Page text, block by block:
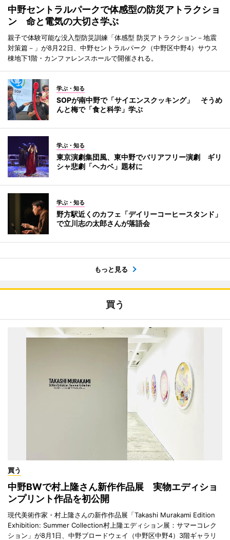
中野セントラルパークで体感型の防災アトラクショ
ン 命と電気の大切さ学ぶ
親子で体験可能な没入型防災訓練「体感型 防災アトラクション－地震
対策篇－」が8月22日、中野セントラルパーク（中野区中野4）サウス
棟地下1階・カンファレンスホールで開催される。
学ぶ・知る
SOPが南中野で「サイエンスクッキング」 そうめ
んと梅で「食と科学」学ぶ
学ぶ・知る
東京演劇集団風、東中野でバリアフリー演劇 ギリ
シャ悲劇「ヘカベ」題材に
学ぶ・知る
野方駅近くのカフェ「デイリーコーヒースタンド」
で立川志の太郎さんが落語会
もっと見る
買う
買う
中野BWで村上隆さん新作作品展 実物エディショ
ンプリント作品を初公開
現代美術作家・村上隆さんの新作作品展「Takashi Murakami Edition
Exhibition: Summer Collection村上隆エディション展：サマーコレク
ション」が8月1日、中野ブロードウェイ（中野区中野4）3階ギャラリ